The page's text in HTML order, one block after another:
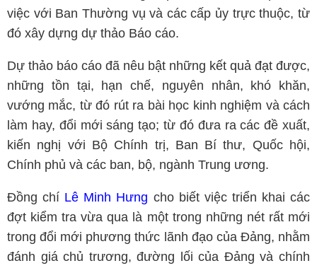
việc với Ban Thường vụ và các cấp ủy trực thuộc, từ
đó xây dựng dự thảo Báo cáo.
Dự thảo báo cáo đã nêu bật những kết quả đạt được,
những tồn tại, hạn chế, nguyên nhân, khó khăn,
vướng mắc, từ đó rút ra bài học kinh nghiệm và cách
làm hay, đổi mới sáng tạo; từ đó đưa ra các đề xuất,
kiến nghị với Bộ Chính trị, Ban Bí thư, Quốc hội,
Chính phủ và các ban, bộ, ngành Trung ương.
Đồng chí Lê Minh Hưng cho biết việc triển khai các
đợt kiểm tra vừa qua là một trong những nét rất mới
trong đổi mới phương thức lãnh đạo của Đảng, nhằm
đánh giá chủ trương, đường lối của Đảng và chính